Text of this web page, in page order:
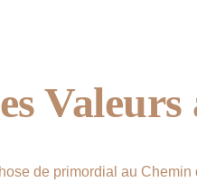
de primordial au Chemin